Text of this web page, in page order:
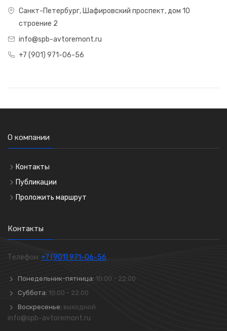
Санкт-Петербург, Шафировский проспект, дом 10
строение 2
info@spb-avtoremont.ru
+7 (901) 971-06-56
О компании
Контакты
Публикации
Проложить маршрут
Контакты
Телефон: +7 (901) 971-06-56
Понедельник-пятница: 10:00 - 22:00
Суббота: 10:00 - 22:00
Воскресенье: выходной
info@spb-avtoremont.ru